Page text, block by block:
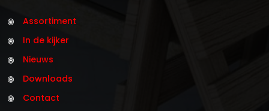
Assortiment
In de kijker
Nieuws
Downloads
Contact